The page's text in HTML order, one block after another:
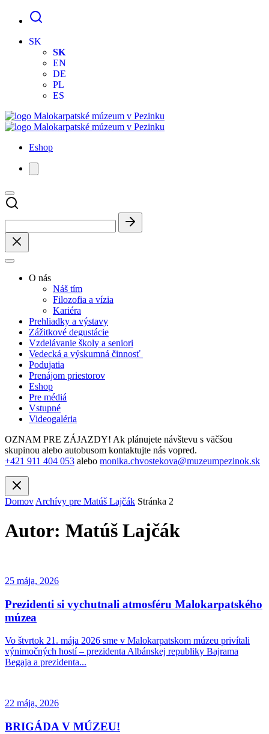
SK
SK
EN
DE
PL
ES
Eshop
O nás
Náš tím
Filozofia a vízia
Kariéra
Prehliadky a výstavy
Zážitkové degustácie
Vzdelávanie školy a seniori
Vedecká a výskumná činnosť
Podujatia
Prenájom priestorov
Eshop
Pre médiá
Vstupné
Videogaléria
OZNAM PRE ZÁJAZDY! Ak plánujete návštevu s väčšou
skupinou alebo autobusom kontaktujte nás vopred.
+421 911 404 053 alebo monika.chvostekova@muzeumpezinok.sk
Domov Archívy pre Matúš Lajčák Stránka 2
Autor: Matúš Lajčák
25 mája, 2026
Prezidenti si vychutnali atmosféru Malokarpatského
múzea
Vo štvrtok 21. mája 2026 sme v Malokarpatskom múzeu privítali
výnimočných hostí – prezidenta Albánskej republiky Bajrama
Begaja a prezidenta...
22 mája, 2026
BRIGÁDA V MÚZEU!